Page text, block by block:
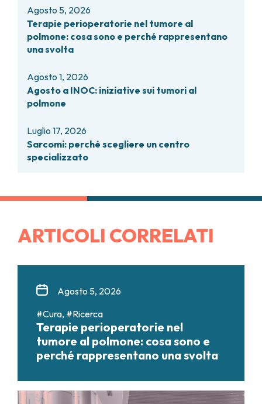
Agosto 5, 2026
Terapie perioperatorie nel tumore al
polmone: cosa sono e perché rappresentano
una svolta
Agosto 1, 2026
Agosto a INOC: iniziative sui tumori al
polmone
Luglio 17, 2026
Sarcomi: perché scegliere un centro
specializzato
ARTICOLI CORRELATI
Agosto 5, 2026
#Cura, #Ricerca
Terapie perioperatorie nel
tumore al polmone: cosa sono e
perché rappresentano una svolta